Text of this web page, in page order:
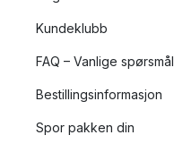
Kundeklubb
FAQ – Vanlige spørsmål
Bestillingsinformasjon
Spor pakken din